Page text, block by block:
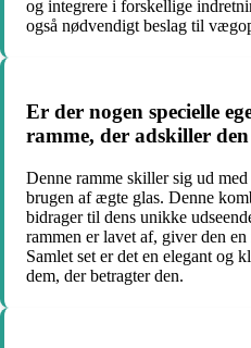
og integrere i forskellige
også nødvendigt beslag til
Er der nogen specielle
ramme, der adskiller
Denne ramme skiller sig ud
brugen af ægte glas. Denne
bidrager til dens unikke
rammen er lavet af, giver den
Samlet set er det en elegant og
dem, der betragter den.